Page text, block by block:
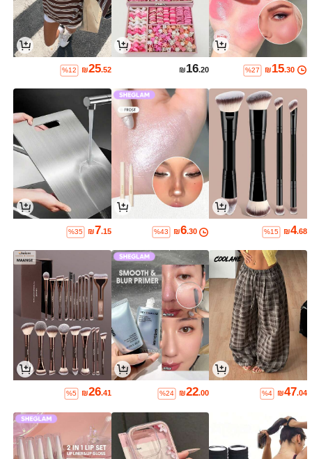
₪15.30
%27
₪16.20
₪25.52
%12
₪4.68
%15
₪6.30
%43
₪7.15
%35
₪47.04
%4
₪22.00
%24
₪26.41
%5